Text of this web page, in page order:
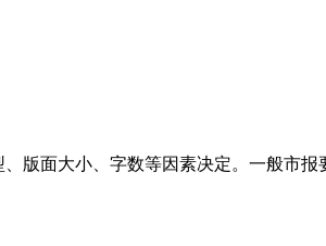
版面大小、字数等因素决定。一般市